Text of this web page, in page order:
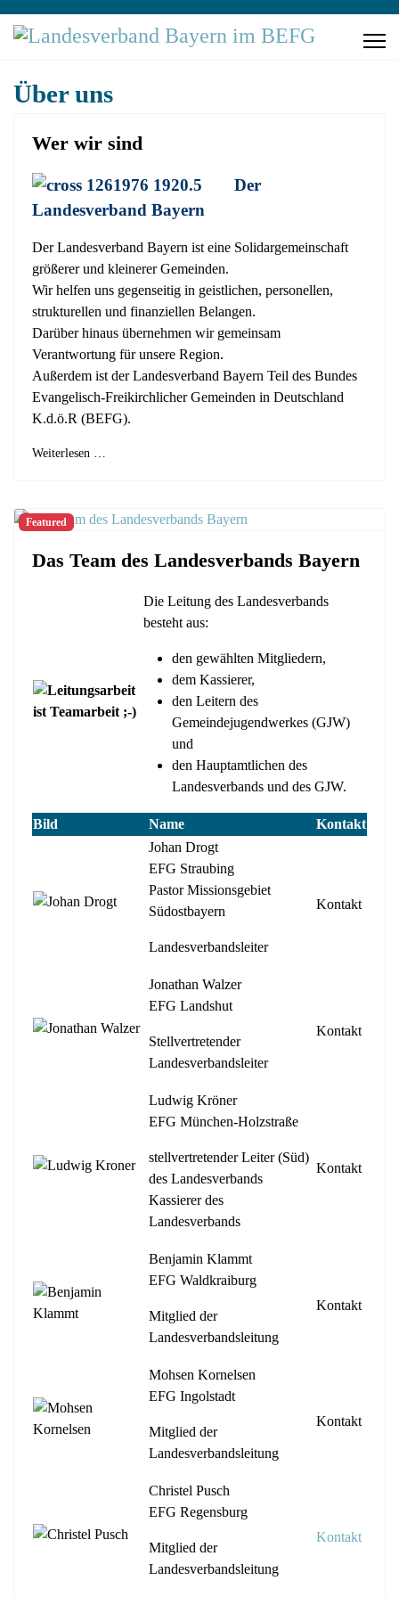
Über uns
Wer wir sind
Der
Landesverband Bayern
Der Landesverband Bayern ist eine Solidargemeinschaft
größerer und kleinerer Gemeinden.
Wir helfen uns gegenseitig in geistlichen, personellen,
strukturellen und finanziellen Belangen.
Darüber hinaus übernehmen wir gemeinsam
Verantwortung für unsere Region.
Außerdem ist der Landesverband Bayern Teil des Bundes
Evangelisch-Freikirchlicher Gemeinden in Deutschland
K.d.ö.R (BEFG).
Weiterlesen …
Featured
Das Team des Landesverbands Bayern
Die Leitung des Landesverbands
besteht aus:
den gewählten Mitgliedern,
dem Kassierer,
den Leitern des
Gemeindejugendwerkes (GJW)
und
den Hauptamtlichen des
Landesverbands und des GJW.
Bild Name
Kontakt
Johan Drogt
EFG Straubing
Pastor Missionsgebiet
Südostbayern
Landesverbandsleiter
Kontakt
Jonathan Walzer
EFG Landshut
Stellvertretender
Landesverbandsleiter
Kontakt
Ludwig Kröner
EFG München-Holzstraße
stellvertretender Leiter (Süd)
des Landesverbands
Kassierer des
Landesverbands
Kontakt
Benjamin Klammt
EFG Waldkraiburg
Mitglied der
Landesverbandsleitung
Kontakt
Mohsen Kornelsen
EFG Ingolstadt
Mitglied der
Landesverbandsleitung
Kontakt
Christel Pusch
EFG Regensburg
Mitglied der
Landesverbandsleitung
Kontakt